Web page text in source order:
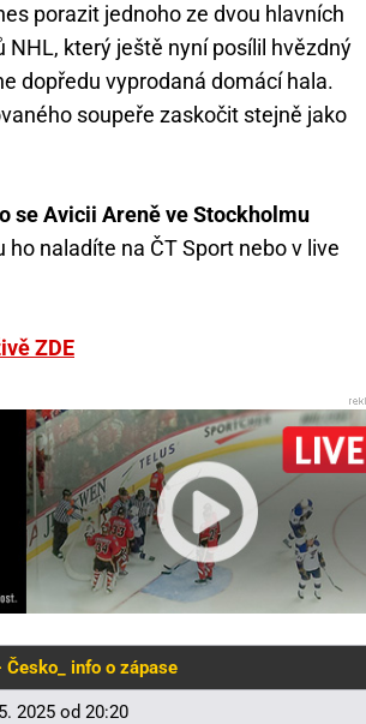
porazit jednoho ze dvou hlavních
který ještě nyní posílil hvězdný
dopředu vyprodaná domácí hala.
soupeře zaskočit stejně jako
se Avicii Areně ve Stockholmu
ho naladíte na ČT Sport nebo v live
ZDE
info o zápase
2025 od 20:20